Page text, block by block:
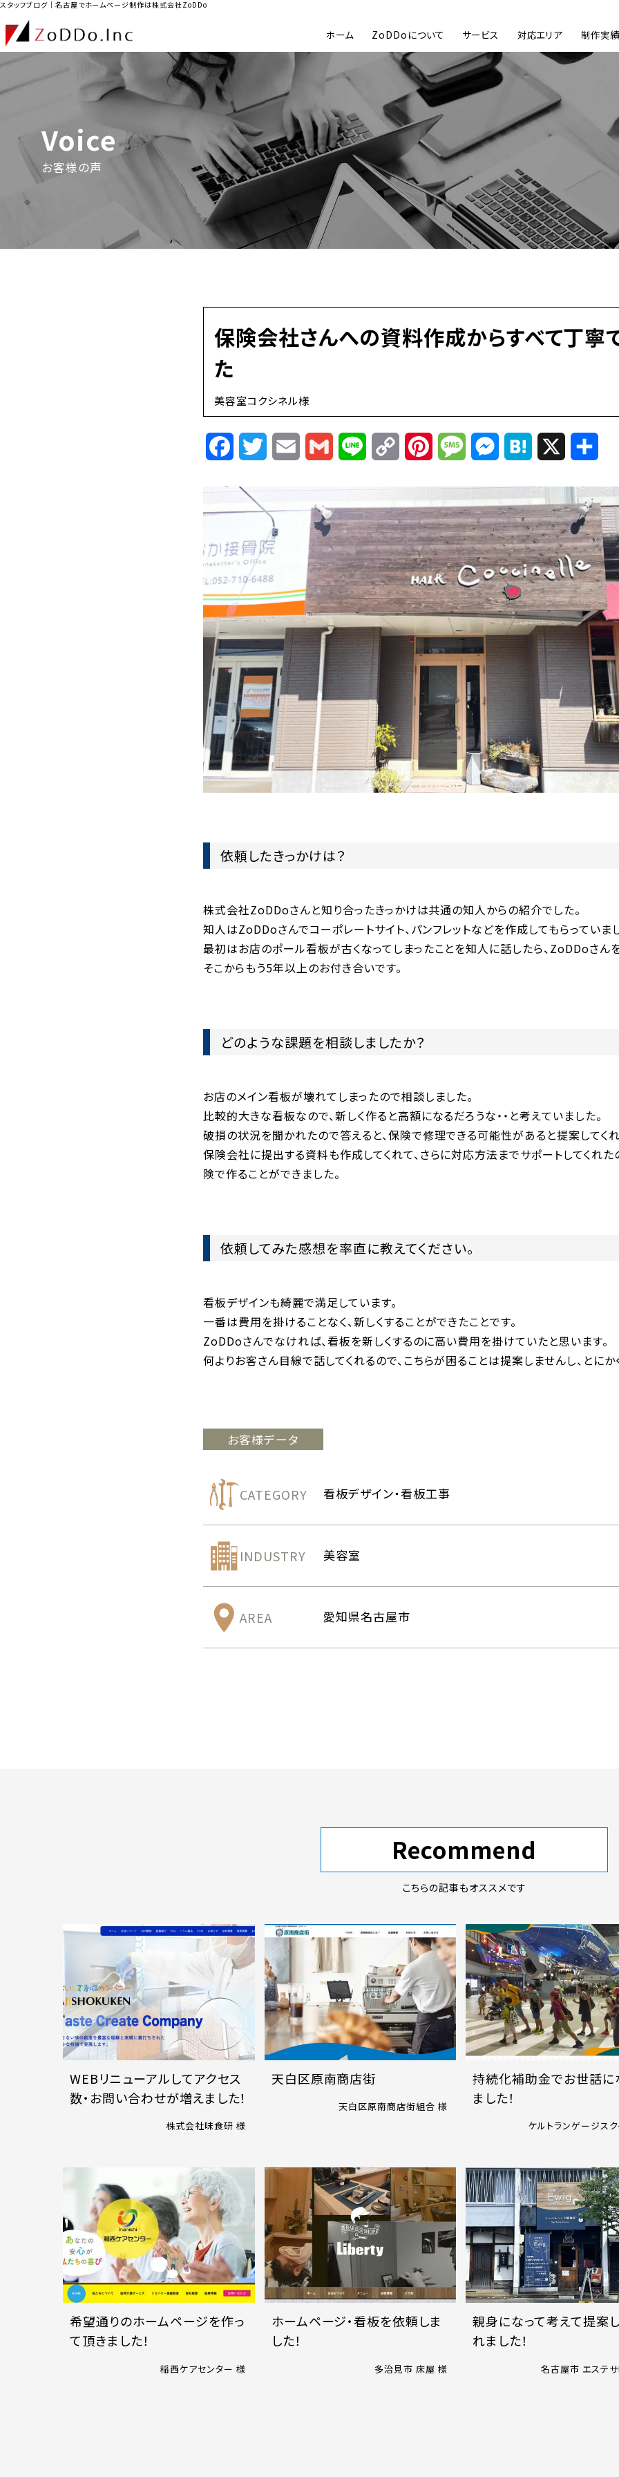
スタッフブログ｜名古屋でホームページ制作は株式会社ZoDDo
ホーム ZoDDoについて サービス 対応エリア 制作実績
Voice
お客様の声
保険会社さんへの資料作成からすべて丁寧
た
美容室コクシネル様
FacebookTwitterEmail Gmail Line
Copy
Link
PinterestMessageMessenger
Hatena
依頼したきっかけは？
株式会社ZoDDoさんと知り合ったきっかけは共通の知人からの紹介でした。
知人はZoDDoさんでコーポレートサイト、パンフレットなどを作成してもらっていま
最初はお店のポール看板が古くなってしまったことを知人に話したら、ZoDDoさん
そこからもう5年以上のお付き合いです。
どのような課題を相談しましたか？
お店のメイン看板が壊れてしまったので相談しました。
比較的大きな看板なので、新しく作ると高額になるだろうな・・と考えていました。
破損の状況を聞かれたので答えると、保険で修理できる可能性があると提案してく
保険会社に提出する資料も作成してくれて、さらに対応方法までサポートしてくれ
険で作ることができました。
依頼してみた感想を率直に教えてください。
看板デザインも綺麗で満足しています。
一番は費用を掛けることなく、新しくすることができたことです。
ZoDDoさんでなければ、看板を新しくするのに高い費用を掛けていたと思います。
何よりお客さん目線で話してくれるので、こちらが困ることは提案しませんし、とにか
お客様データ
CATEGORY 看板デザイン・看板工事
INDUSTRY 美容室
AREA 愛知県名古屋市
Recommend
こちらの記事もオススメです
WEBリニューアルしてアクセス
数・お問い合わせが増えました！
株式会社味食研 様
天白区原南商店街
天白区原南商店街組合 様
持続化補助金でお世話に
ました！
ケルトランゲージス
希望通りのホームページを作っ
て頂きました！
稲西ケアセンター 様
ホームページ・看板を依頼しま
した！
多治見市 床屋 様
親身になって考えて提案
れました！
名古屋市 エステ